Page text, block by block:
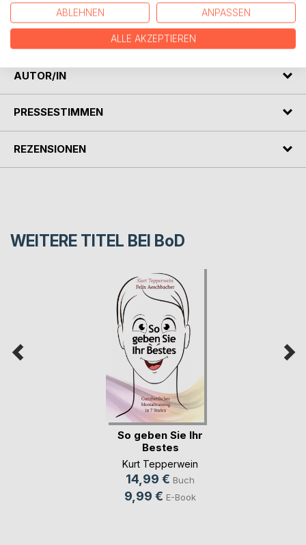
Kurt Tepperwein zeigt uns, wie es uns gelingt, in unserem
Alltag unbeschwerter dahinzugleiten und Aufgaben und
Herausforderungen mit Bravour zu meistern.
AUTOR/IN
PRESSESTIMMEN
REZENSIONEN
WEITERE TITEL BEI BoD
So geben Sie Ihr
Bestes
Kurt Tepperwein
14,99 € Buch
9,99 € E-Book
ABLEHNEN ANPASSEN
ALLE AKZEPTIEREN